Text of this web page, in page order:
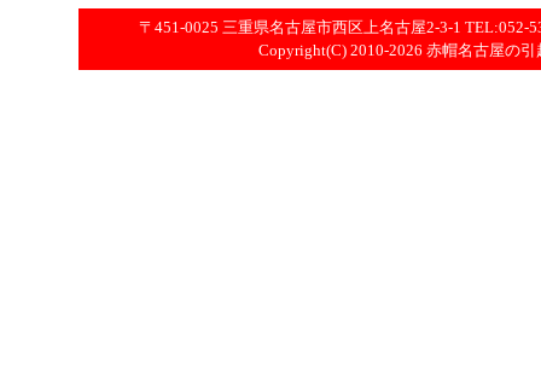
〒451-0025 三重県名古屋市西区上名古屋2-3-1 TEL:052-
Copyright(C) 2010-2026 赤帽名古屋の引